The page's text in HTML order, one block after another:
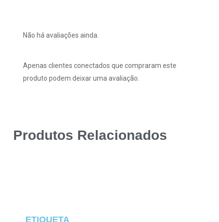
Não há avaliações ainda.
Apenas clientes conectados que compraram este
produto podem deixar uma avaliação.
Produtos Relacionados
ETIQUETA